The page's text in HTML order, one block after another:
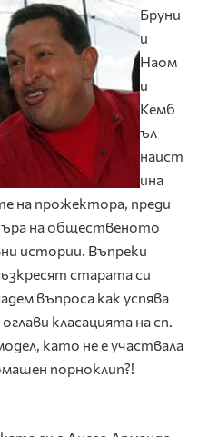
Бруни
и
Наом
и
Кемб
ъл
наист
ина
на прожектора, преди
на общественото
истории. Въпреки
старата си
въпроса как успява
класацията на сп.
като не е участвала
порноклип?!